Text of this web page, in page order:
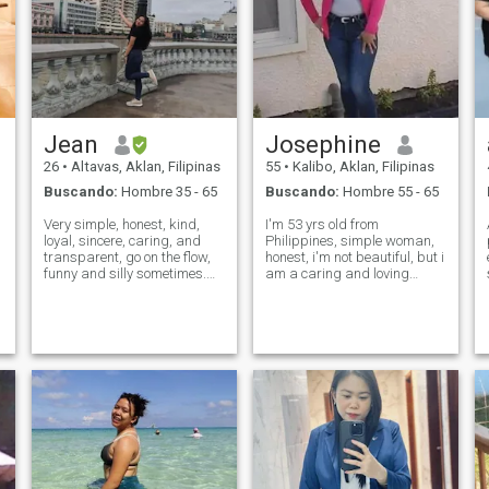
Jean
26 • Altavas, Aklan, Filipinas
Buscando: Hombre 35 - 65
Very simple, honest, kind,
loyal, sincere, caring, and
transparent, go on the flow,
funny and silly sometimes.
comfortable with someone.
I'm
Josephine
55 • Kalibo, Aklan, Filipinas
Buscando: Hombre 55 - 65
I'm 53 yrs old from
Philippines, simple woman,
honest, i'm not beautiful, but i
am a caring and loving
family.😍😍😍 now i am here
in Phili